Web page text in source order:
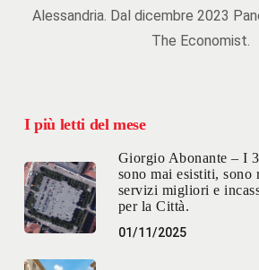
Alessandria. Dal dicembre 2023
The Economist.
I più letti del mese
Giorgio Abonante – I
sono mai esistiti, sono
servizi migliori e
per la Città.
01/11/2025